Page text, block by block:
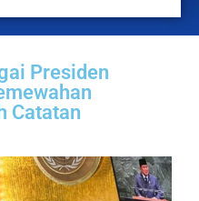
Presiden
Catatan